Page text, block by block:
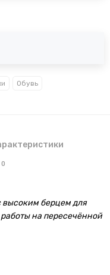
Обувь
0
высоким берцем для
на пересечённой